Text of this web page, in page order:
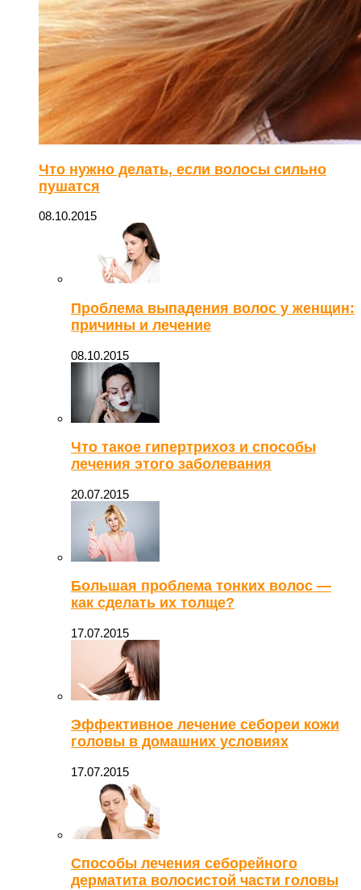
Что нужно делать, если волосы сильно
пушатся
08.10.2015
Проблема выпадения волос у женщин:
причины и лечение
08.10.2015
Что такое гипертрихоз и способы
лечения этого заболевания
20.07.2015
Большая проблема тонких волос —
как сделать их толще?
17.07.2015
Эффективное лечение себореи кожи
головы в домашних условиях
17.07.2015
Способы лечения себорейного
дерматита волосистой части головы